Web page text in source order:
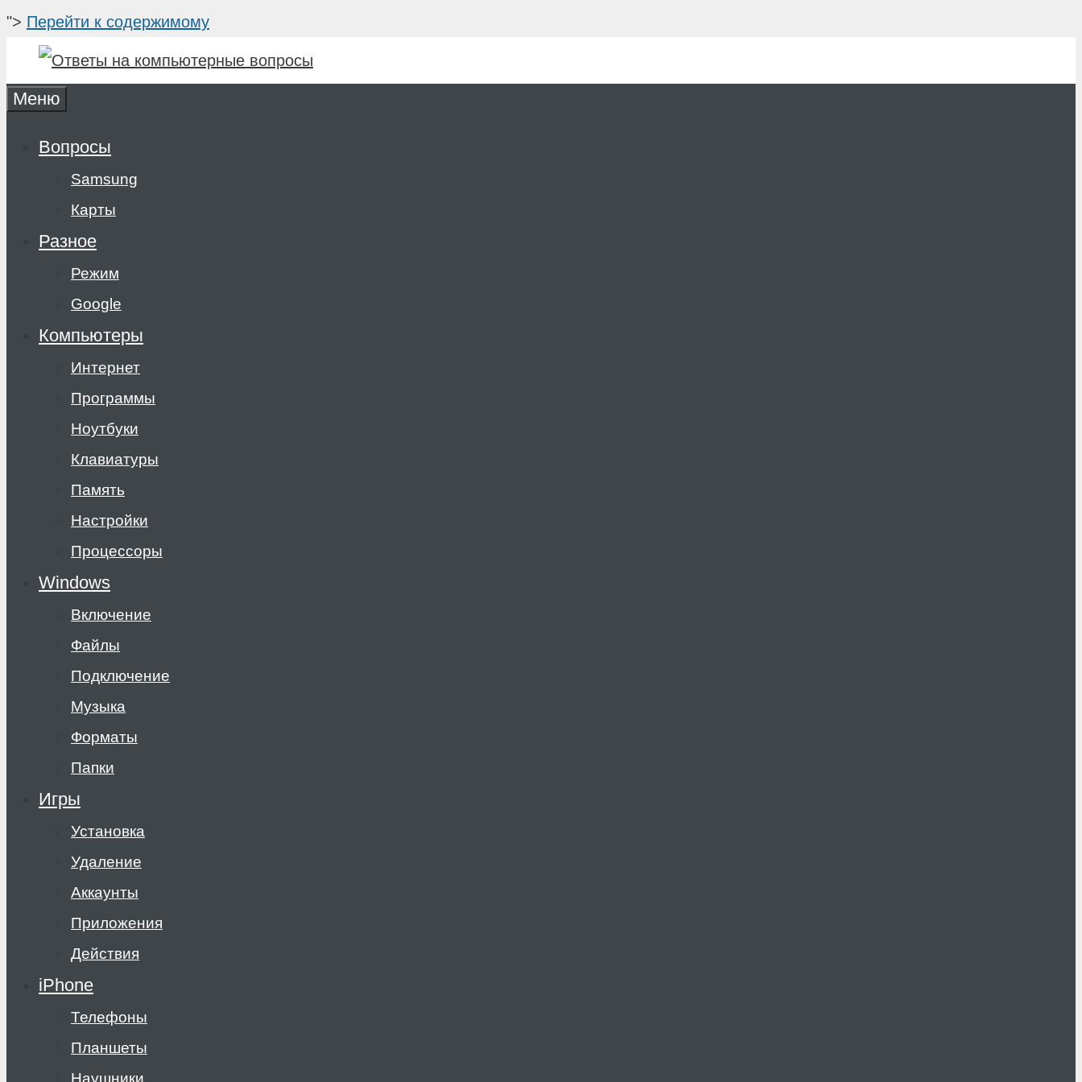
"> Перейти к содержимому
Меню
Вопросы
Samsung
Карты
Разное
Режим
Google
Компьютеры
Интернет
Программы
Ноутбуки
Клавиатуры
Память
Настройки
Процессоры
Windows
Включение
Файлы
Подключение
Музыка
Форматы
Папки
Игры
Установка
Удаление
Аккаунты
Приложения
Действия
iPhone
Телефоны
Планшеты
Наушники